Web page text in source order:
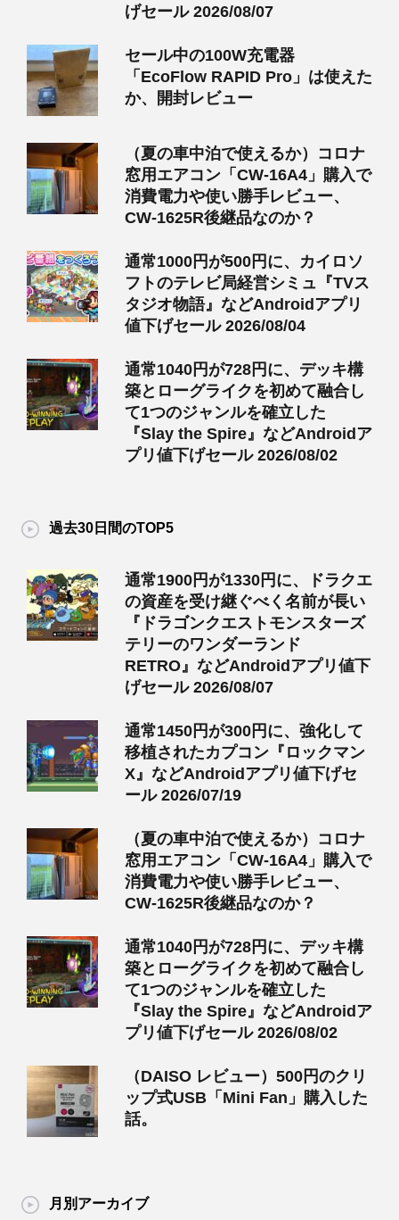
げセール 2026/08/07
セール中の100W充電器
「EcoFlow RAPID Pro」は使えた
か、開封レビュー
（夏の車中泊で使えるか）コロナ
窓用エアコン「CW-16A4」購入で
消費電力や使い勝手レビュー、
CW-1625R後継品なのか？
通常1000円が500円に、カイロソ
フトのテレビ局経営シミュ『TVス
タジオ物語』などAndroidアプリ
値下げセール 2026/08/04
通常1040円が728円に、デッキ構
築とローグライクを初めて融合し
て1つのジャンルを確立した
『Slay the Spire』などAndroidア
プリ値下げセール 2026/08/02
過去30日間のTOP5
通常1900円が1330円に、ドラクエ
の資産を受け継ぐべく名前が長い
『ドラゴンクエストモンスターズ
テリーのワンダーランド
RETRO』などAndroidアプリ値下
げセール 2026/08/07
通常1450円が300円に、強化して
移植されたカプコン『ロックマン
X』などAndroidアプリ値下げセ
ール 2026/07/19
（夏の車中泊で使えるか）コロナ
窓用エアコン「CW-16A4」購入で
消費電力や使い勝手レビュー、
CW-1625R後継品なのか？
通常1040円が728円に、デッキ構
築とローグライクを初めて融合し
て1つのジャンルを確立した
『Slay the Spire』などAndroidア
プリ値下げセール 2026/08/02
（DAISO レビュー）500円のクリ
ップ式USB「Mini Fan」購入した
話。
月別アーカイブ